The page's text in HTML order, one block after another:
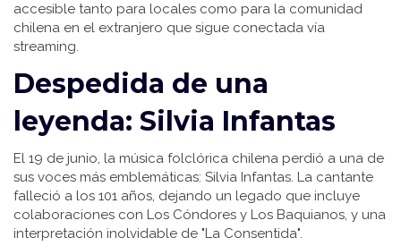
accesible tanto para locales como para la comunidad
chilena en el extranjero que sigue conectada vía
streaming.
Despedida de una
leyenda: Silvia Infantas
El 19 de junio, la música folclórica chilena perdió a una de
sus voces más emblemáticas: Silvia Infantas. La cantante
falleció a los 101 años, dejando un legado que incluye
colaboraciones con Los Cóndores y Los Baquianos, y una
interpretación inolvidable de "La Consentida".